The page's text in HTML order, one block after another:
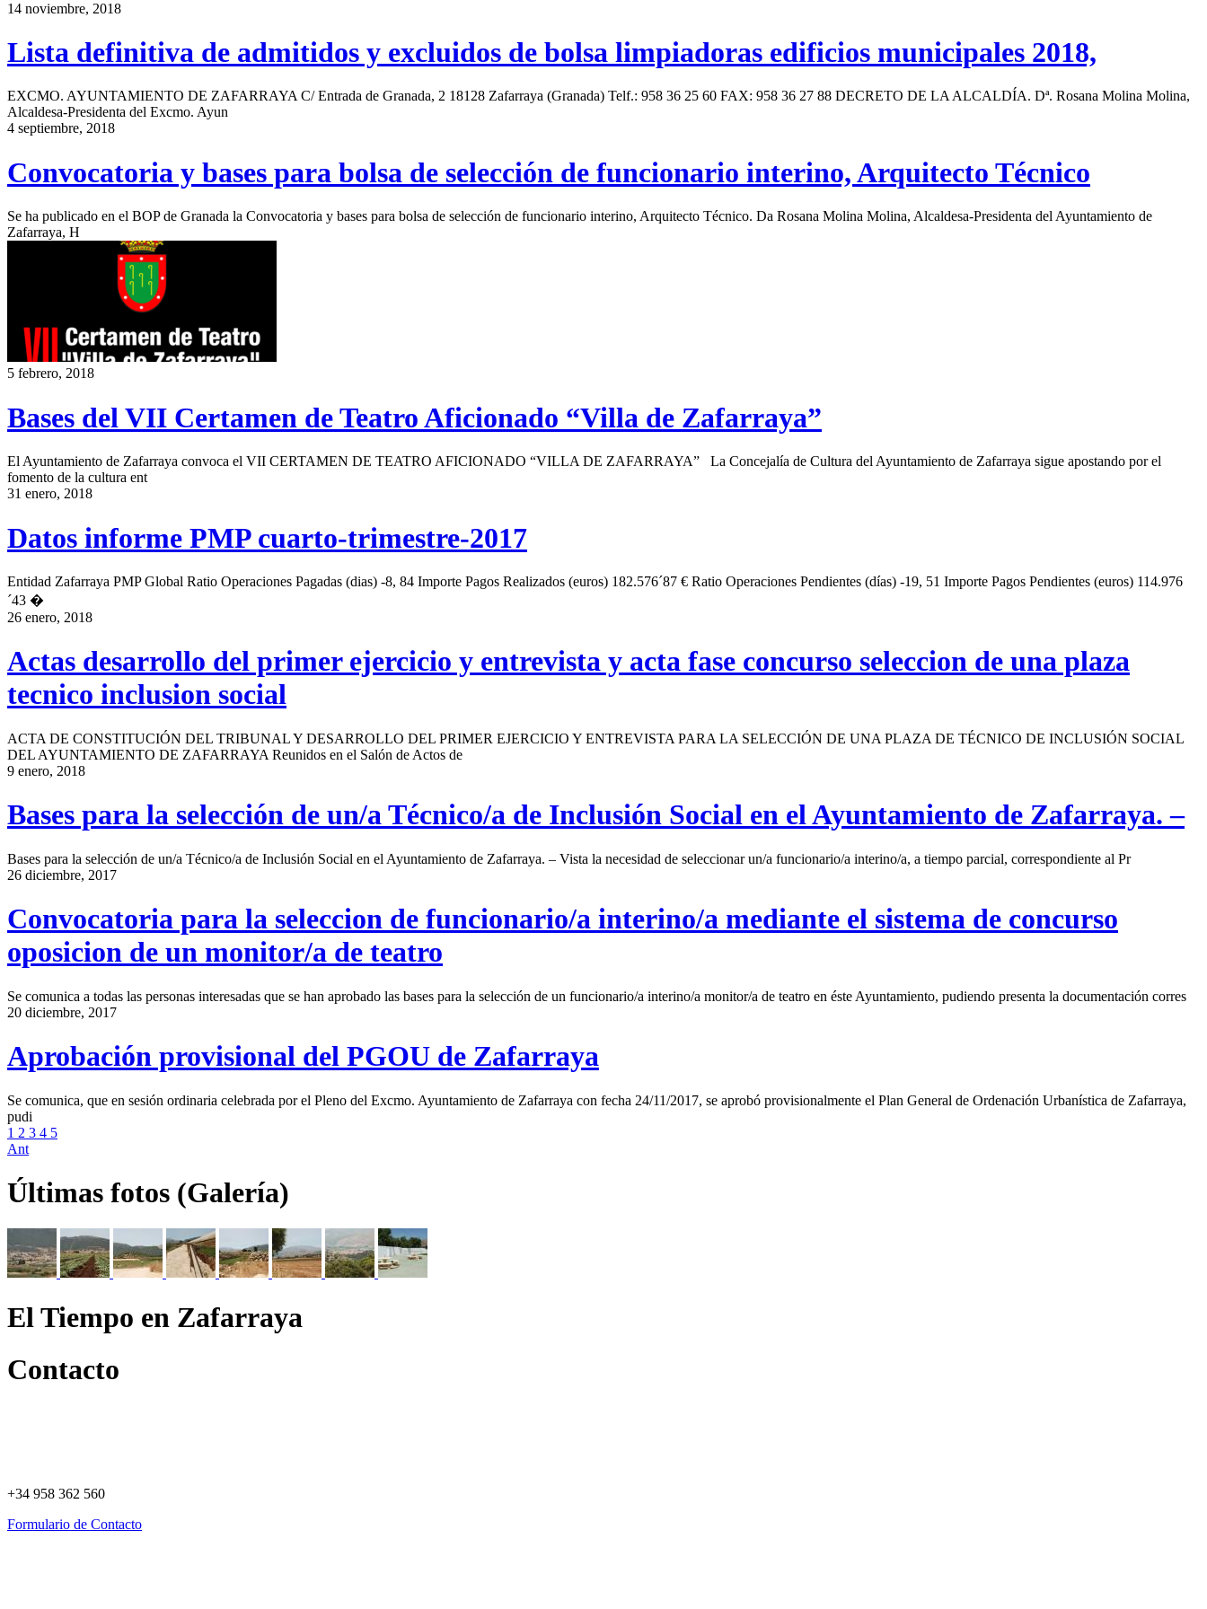
14 noviembre, 2018
Lista definitiva de admitidos y excluidos de bolsa limpiadoras edificios municipales 2018,
EXCMO. AYUNTAMIENTO DE ZAFARRAYA C/ Entrada de Granada, 2 18128 Zafarraya (Granada) Telf.: 958 36 25 60 FAX: 958 36 27 88 DECRETO DE LA ALCALDÍA. Dª. Rosana Molina Molina,
Alcaldesa-Presidenta del Excmo. Ayun
4 septiembre, 2018
Convocatoria y bases para bolsa de selección de funcionario interino, Arquitecto Técnico
Se ha publicado en el BOP de Granada la Convocatoria y bases para bolsa de selección de funcionario interino, Arquitecto Técnico. Da Rosana Molina Molina, Alcaldesa-Presidenta del Ayuntamiento de
Zafarraya, H
5 febrero, 2018
Bases del VII Certamen de Teatro Aficionado “Villa de Zafarraya”
El Ayuntamiento de Zafarraya convoca el VII CERTAMEN DE TEATRO AFICIONADO “VILLA DE ZAFARRAYA” La Concejalía de Cultura del Ayuntamiento de Zafarraya sigue apostando por el
fomento de la cultura ent
31 enero, 2018
Datos informe PMP cuarto-trimestre-2017
Entidad Zafarraya PMP Global Ratio Operaciones Pagadas (dias) -8, 84 Importe Pagos Realizados (euros) 182.576´87 € Ratio Operaciones Pendientes (días) -19, 51 Importe Pagos Pendientes (euros) 114.976
´43 �
26 enero, 2018
Actas desarrollo del primer ejercicio y entrevista y acta fase concurso seleccion de una plaza
tecnico inclusion social
ACTA DE CONSTITUCIÓN DEL TRIBUNAL Y DESARROLLO DEL PRIMER EJERCICIO Y ENTREVISTA PARA LA SELECCIÓN DE UNA PLAZA DE TÉCNICO DE INCLUSIÓN SOCIAL
DEL AYUNTAMIENTO DE ZAFARRAYA Reunidos en el Salón de Actos de
9 enero, 2018
Bases para la selección de un/a Técnico/a de Inclusión Social en el Ayuntamiento de Zafarraya. –
Bases para la selección de un/a Técnico/a de Inclusión Social en el Ayuntamiento de Zafarraya. – Vista la necesidad de seleccionar un/a funcionario/a interino/a, a tiempo parcial, correspondiente al Pr
26 diciembre, 2017
Convocatoria para la seleccion de funcionario/a interino/a mediante el sistema de concurso
oposicion de un monitor/a de teatro
Se comunica a todas las personas interesadas que se han aprobado las bases para la selección de un funcionario/a interino/a monitor/a de teatro en éste Ayuntamiento, pudiendo presenta la documentación corres
20 diciembre, 2017
Aprobación provisional del PGOU de Zafarraya
Se comunica, que en sesión ordinaria celebrada por el Pleno del Excmo. Ayuntamiento de Zafarraya con fecha 24/11/2017, se aprobó provisionalmente el Plan General de Ordenación Urbanística de Zafarraya,
pudi
1 2 3 4 5
Ant
Últimas fotos (Galería)
El Tiempo en Zafarraya
Contacto
+34 958 362 560
Formulario de Contacto